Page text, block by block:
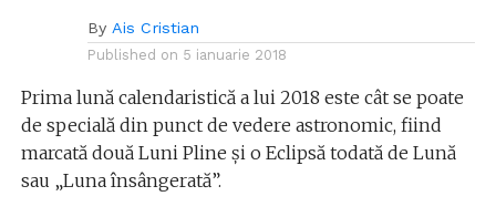
By Ais Cristian
Published on 5 ianuarie 2018
Prima lună calendaristică a lui 2018 este cât se poate
de specială din punct de vedere astronomic, fiind
marcată două Luni Pline și o Eclipsă todată de Lună
sau „Luna însângerată”.